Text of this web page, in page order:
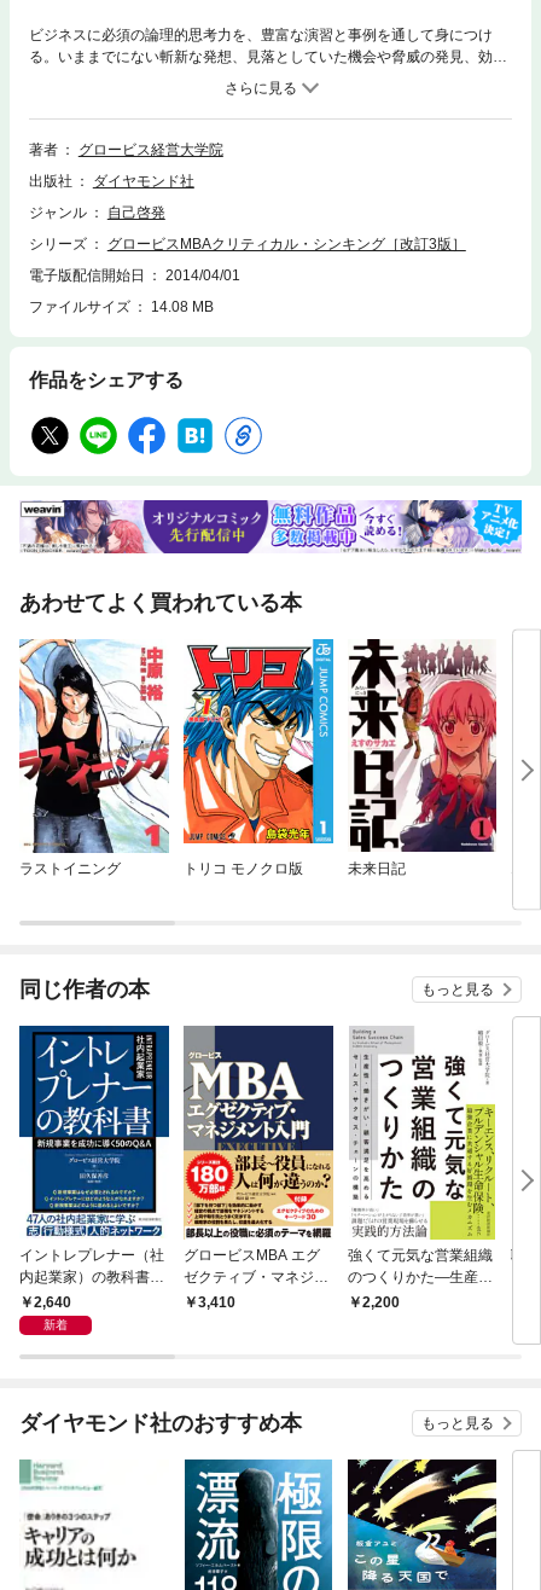
ビジネスに必須の論理的思考力を、豊富な演習と事例を通して身につけ
る。いままでにない斬新な発想、見落としていた機会や脅威の発見、効率
的・効果的なコミュニケーション、集団としてのより良い意思決定、説
得・交渉・コーチングの上達などが可能になり、成功へのチャンスをつか
める。
著者
グロービス経営大学院
出版社
ダイヤモンド社
ジャンル
自己啓発
シリーズ
グロービスMBAクリティカル・シンキング［改訂3版］
電子版配信開始日
2014/04/01
ファイルサイズ
14.08 MB
作品をシェアする
あわせてよく買われている本
ラストイニング トリコ モノクロ版 未来日記
同じ作者の本 もっと見る
イントレプレナー（社
内起業家）の教科書―
新規事業を成功に導く
５０のＱ＆Ａ
2,640
新着
グロービスMBA エグ
ゼクティブ・マネジメ
ント入門
3,410
強くて元気な営業組織
のつくりかた―生産
性・働きがい・顧客満
2,200
職
ダイヤモンド社のおすすめ本 もっと見る